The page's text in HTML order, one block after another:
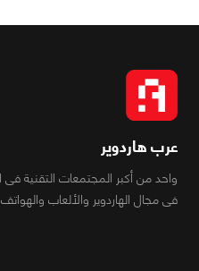
عرب هاردوير
واحد من أكبر المجتمعات التقنية
فى مجال الهاردوير والألعاب والهواتف